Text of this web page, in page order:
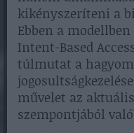
kikényszeríteni a
Ebben a
Intent-Based
túlmutat a
művelet az
szempontjából